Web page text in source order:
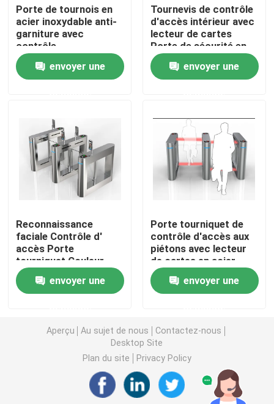
Contact
nouvelles
Portes électroniques de tourniquet
Porte d'oscillation de tourniquet
Porte de tourniquet d'aileron
Porte de tourniquet de trépied
Tourniquet de créneau de vitesse
Tourniquet de porte de glissement
Machine biométrique de reconnaissance faciale
Porte de tournois en
acier inoxydable anti-
garniture avec
contrôle
RS485/TCP/IP
envoyer une
Tournevis de contrôle
d'accès intérieur avec
lecteur de cartes
Porte de sécurité en
acier inoxydable
envoyer une
Reconnaissance
faciale Contrôle d'
accès Porte
tourniquet Couleur
argentée 50 kg à l'
intérieurenvoyer une
Porte tourniquet de
contrôle d'accès aux
piétons avec lecteur
de cartes en acier
inoxydable
envoyer une
Aperçu Au sujet de nous
Contactez-nous
Desktop Site
Plan du site
Privacy Policy